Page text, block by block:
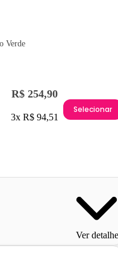
Verde
R$ 254,90
3x R$ 94,51
Selecionar
Ver